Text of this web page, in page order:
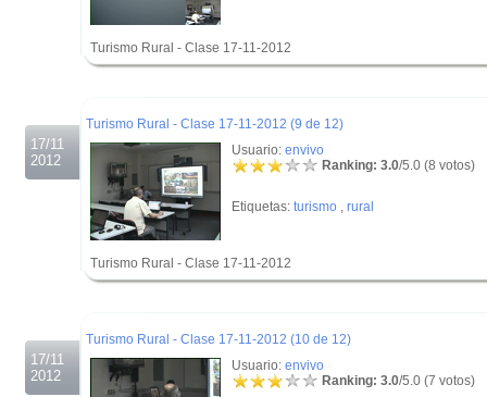
Turismo Rural - Clase 17-11-2012
17/11
2012
Turismo Rural - Clase 17-11-2012 (9 de 12)
Usuario: envivo
Ranking: 3.0/5.0 (8 votos)
Etiquetas: turismo , rural
Turismo Rural - Clase 17-11-2012
17/11
2012
Turismo Rural - Clase 17-11-2012 (10 de 12)
Usuario: envivo
Ranking: 3.0/5.0 (7 votos)